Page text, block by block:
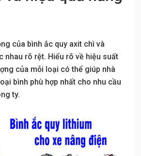
của bình ắc quy axit chì và
nhau rõ rệt. Hiểu rõ về hiệu suất
của mỗi loại có thể giúp nhà
bình phù hợp nhất cho nhu cầu
ty.